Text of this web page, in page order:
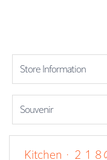
Store Information
Souvenir
Kitchen・２１８